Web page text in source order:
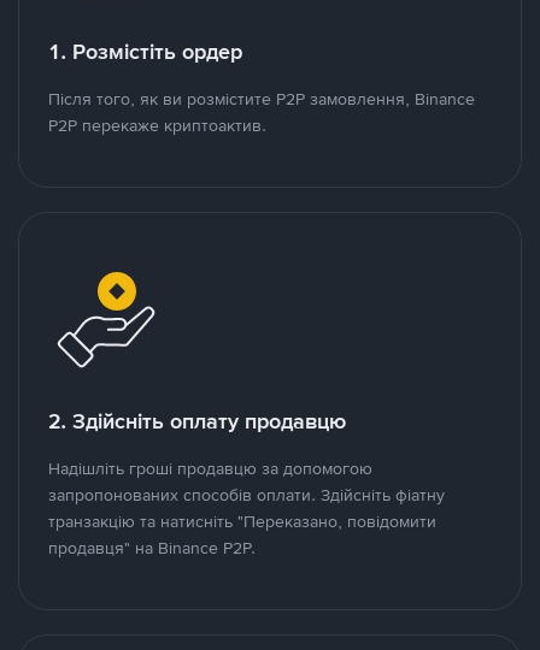
1. Розмістіть ордер
Після того, як ви розмістите P2P замовлення, Binance
P2P перекаже криптоактив.
2. Здійсніть оплату продавцю
Надішліть гроші продавцю за допомогою
запропонованих способів оплати. Здійсніть фіатну
транзакцію та натисніть "Переказано, повідомити
продавця" на Binance P2P.